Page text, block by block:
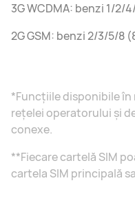
3G WCDMA: benzi 1/2/
2G GSM: benzi 2/3/5/8
*Funcțiile disponibile
rețelei operatorului și
conexe.
**Fiecare cartelă SIM
cartela SIM principală